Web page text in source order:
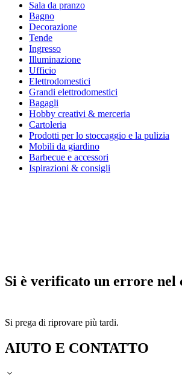
Sala da pranzo
Bagno
Decorazione
Tende
Ingresso
Illuminazione
Ufficio
Elettrodomestici
Grandi elettrodomestici
Bagagli
Hobby creativi & merceria
Cartoleria
Prodotti per lo stoccaggio e la pulizia
Mobili da giardino
Barbecue e accessori
Ispirazioni & consigli
Si è verificato un errore nel
Si prega di riprovare più tardi.
AIUTO E CONTATTO